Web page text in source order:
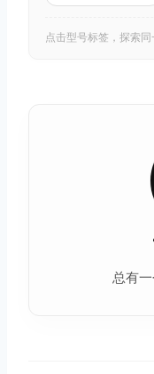
点击型号标签，探索同
总有